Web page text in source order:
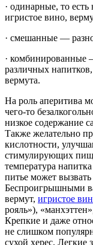
· одинарные, то
игристое вино,
· смешанные —
· комбинированные
различных
вермута.
На роль аперитива
чего-то
низкое содержание
Также желательно
кислотности,
стимулирующих
температура
питье может
Беспроигрышными
вермут, игристое
рояль»),
Крепкие и даже
не слишком
сухой херес. Легкие